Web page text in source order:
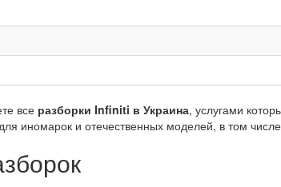
все разборки Infiniti в Украина, услугами
иномарок и отечественных моделей, в том